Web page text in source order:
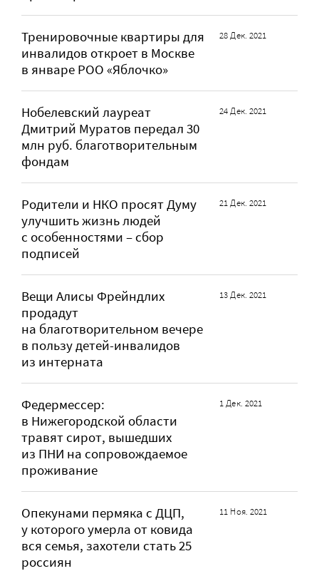
Тренировочные квартиры для
инвалидов откроет в Москве
в январе РОО «Яблочко»
28 Дек. 2021
Нобелевский лауреат
Дмитрий Муратов передал 30
млн руб. благотворительным
фондам
24 Дек. 2021
Родители и НКО просят Думу
улучшить жизнь людей
с особенностями – сбор
подписей
21 Дек. 2021
Вещи Алисы Фрейндлих
продадут
на благотворительном вечере
в пользу детей-инвалидов
из интерната
13 Дек. 2021
Федермессер:
в Нижегородской области
травят сирот, вышедших
из ПНИ на сопровождаемое
проживание
1 Дек. 2021
Опекунами пермяка с ДЦП,
у которого умерла от ковида
вся семья, захотели стать 25
россиян
11 Ноя. 2021